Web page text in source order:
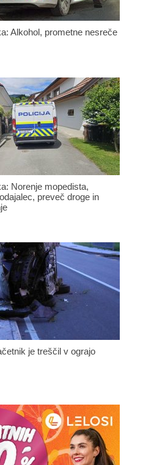
Alkohol, prometne nesreče
Norenje mopedista,
preveč droge in
je treščil v ograjo